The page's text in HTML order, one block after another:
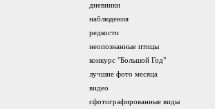
дневники
наблюдения
редкости
неопознанные птицы
конкурс "Большой Год"
лучшие фото месяца
видео
сфотографированные виды